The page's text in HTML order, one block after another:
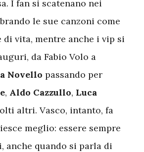
I fan si scatenano nei
le sue canzoni come
di vita, mentre anche i vip si
da Fabio Volo a
Novello passando per
, Aldo Cazzullo, Luca
altri. Vasco, intanto, fa
meglio: essere sempre
anche quando si parla di